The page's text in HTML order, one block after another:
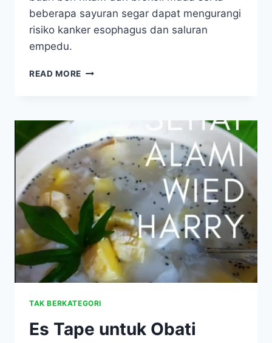
beberapa sayuran segar dapat mengurangi
risiko kanker esophagus dan saluran
empedu.
READ MORE BUAH
KANKER
TAK BERKATEGORI
Es Tape untuk Obati